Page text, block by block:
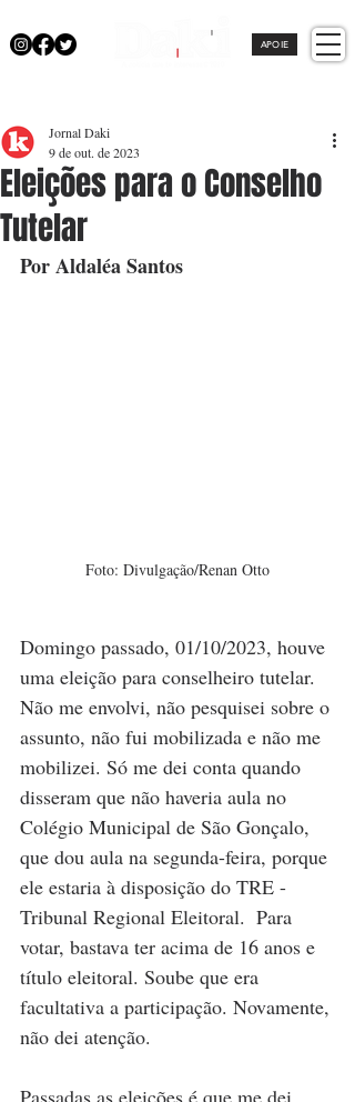
APOIE
Eleições para o Conselho
Tutelar
Jornal Daki
9 de out. de 2023
Por Aldaléa Santos
Foto: Divulgação/Renan Otto
Domingo passado, 01/10/2023, houve
uma eleição para conselheiro tutelar.
Não me envolvi, não pesquisei sobre o
assunto, não fui mobilizada e não me
mobilizei. Só me dei conta quando
disseram que não haveria aula no
Colégio Municipal de São Gonçalo,
que dou aula na segunda-feira, porque
ele estaria à disposição do TRE -
Tribunal Regional Eleitoral.  Para
votar, bastava ter acima de 16 anos e
título eleitoral. Soube que era
facultativa a participação. Novamente,
não dei atenção.
Passadas as eleições é que me dei